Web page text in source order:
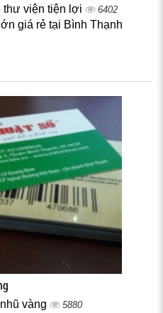
thư viện tiện lợi 6402
giá rẻ tại Bình Thạnh
vàng 5880